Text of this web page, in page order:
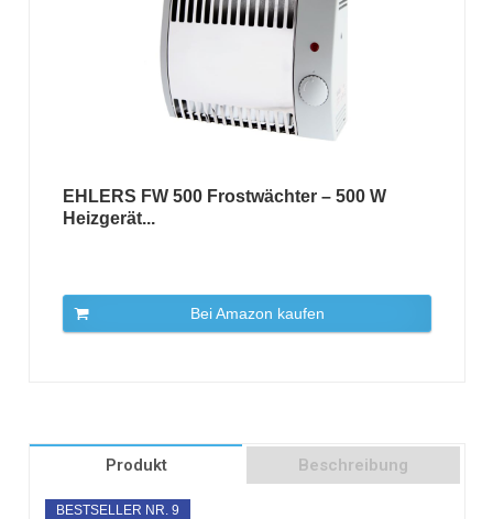
EHLERS FW 500 Frostwächter – 500 W
Heizgerät...
Bei Amazon kaufen
Produkt Beschreibung
BESTSELLER NR. 9